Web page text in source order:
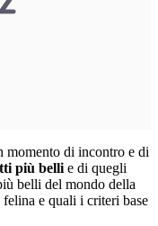
momento di incontro e di
più belli e di quegli
belli del mondo della
e quali i criteri base